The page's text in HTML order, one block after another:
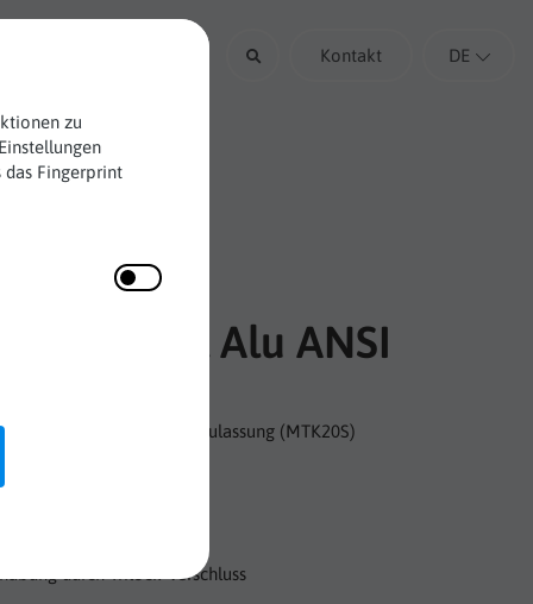
Kontakt DE
Wirbel Alu ANSI
mit Wirbel und ANSI-Zulassung (MTK20S)
durch Trilock-Verschluss
zu
das Fingerprint